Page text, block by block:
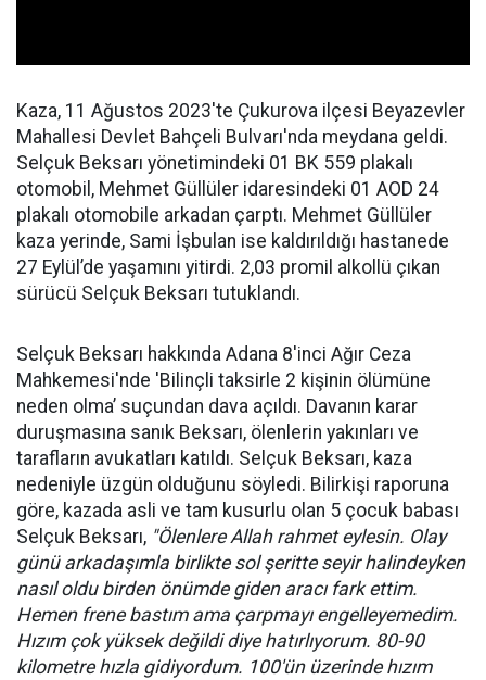
Kaza, 11 Ağustos 2023'te Çukurova ilçesi Beyazevler
Mahallesi Devlet Bahçeli Bulvarı'nda meydana geldi.
Selçuk Beksarı yönetimindeki 01 BK 559 plakalı
otomobil, Mehmet Güllüler idaresindeki 01 AOD 24
plakalı otomobile arkadan çarptı. Mehmet Güllüler
kaza yerinde, Sami İşbulan ise kaldırıldığı hastanede
27 Eylül’de yaşamını yitirdi. 2,03 promil alkollü çıkan
sürücü Selçuk Beksarı tutuklandı.
Selçuk Beksarı hakkında Adana 8'inci Ağır Ceza
Mahkemesi'nde 'Bilinçli taksirle 2 kişinin ölümüne
neden olma’ suçundan dava açıldı. Davanın karar
duruşmasına sanık Beksarı, ölenlerin yakınları ve
tarafların avukatları katıldı. Selçuk Beksarı, kaza
nedeniyle üzgün olduğunu söyledi. Bilirkişi raporuna
göre, kazada asli ve tam kusurlu olan 5 çocuk babası
Selçuk Beksarı, "Ölenlere Allah rahmet eylesin. Olay
günü arkadaşımla birlikte sol şeritte seyir halindeyken
nasıl oldu birden önümde giden aracı fark ettim.
Hemen frene bastım ama çarpmayı engelleyemedim.
Hızım çok yüksek değildi diye hatırlıyorum. 80-90
kilometre hızla gidiyordum. 100'ün üzerinde hızım